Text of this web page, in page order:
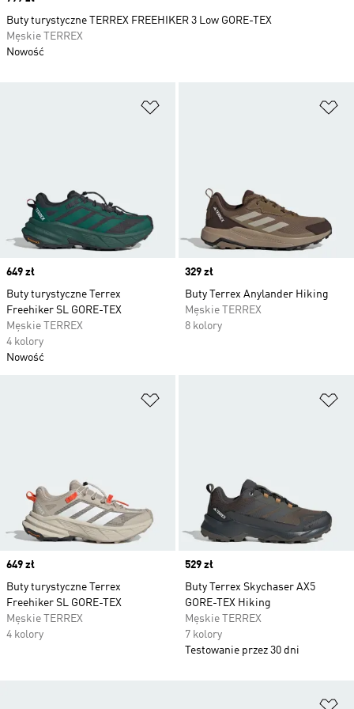
Price
649 zł
Buty turystyczne Terrex
Freehiker SL GORE-TEX
Męskie TERREX
4 kolory
Nowość
Price
329 zł
Buty Terrex Anylander Hiking
Męskie TERREX
8 kolory
Price
649 zł
Buty turystyczne Terrex
Freehiker SL GORE-TEX
Męskie TERREX
4 kolory
Price
529 zł
Buty Terrex Skychaser AX5
GORE-TEX Hiking
Męskie TERREX
7 kolory
Testowanie przez 30 dni
Buty turystyczne TERREX FREEHIKER 3 Low GORE-TEX
Męskie TERREX
Nowość